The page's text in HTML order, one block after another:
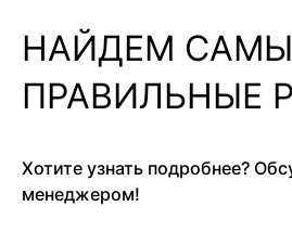
НАЙДЕМ
ПРАВИЛЬНЫЕ
Хотите узнать подробнее?
менеджером!